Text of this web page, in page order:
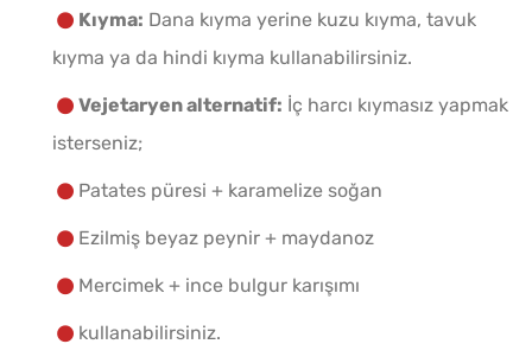
Kıyma: Dana kıyma yerine kuzu kıyma, tavuk
kıyma ya da hindi kıyma kullanabilirsiniz.
Vejetaryen alternatif: İç harcı kıymasız yapmak
isterseniz;
Patates püresi + karamelize soğan
Ezilmiş beyaz peynir + maydanoz
Mercimek + ince bulgur karışımı
kullanabilirsiniz.